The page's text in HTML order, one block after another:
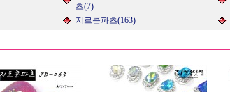
츠(7)
지르콘파츠(163)